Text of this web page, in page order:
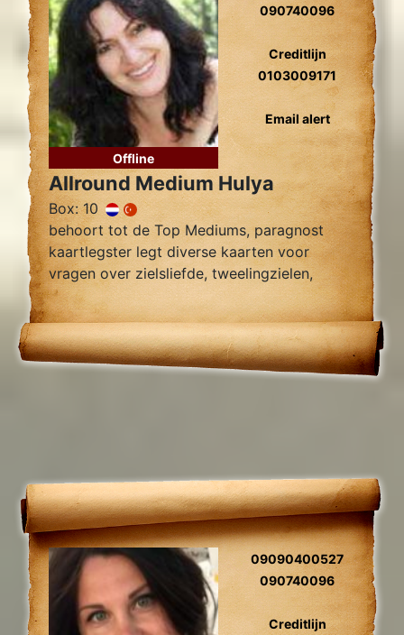
Offline
090740096
Creditlijn
0103009171
Email alert
Allround Medium Hulya
Box: 10
behoort tot de Top Mediums, paragnost
kaartlegster legt diverse kaarten voor
vragen over zielsliefde, tweelingzielen,
relatie problemen en al uw overige
Levensvragen.
09090400527
090740096
Creditlijn